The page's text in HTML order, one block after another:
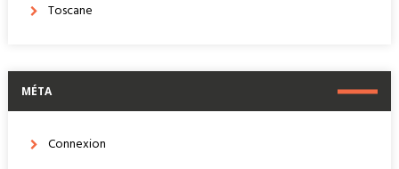
Toscane
MÉTA
Connexion